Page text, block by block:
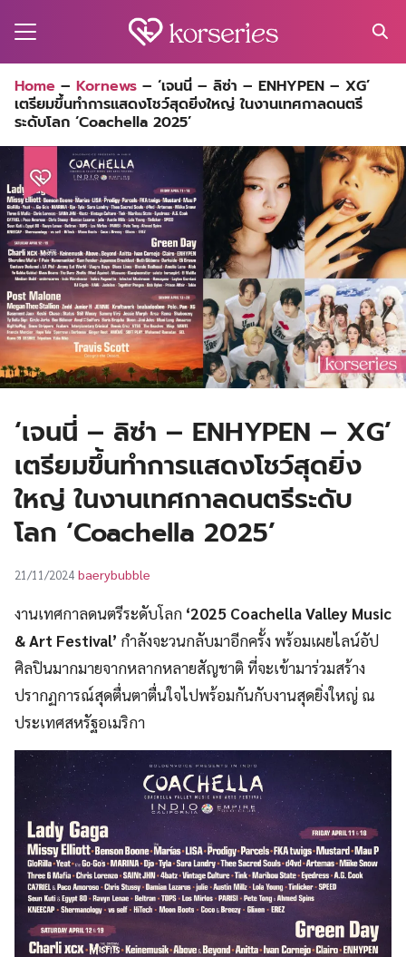
for:
Home – Kornews – ‘เจนนี่ – ลิซ่า – ENHYPEN – XG’
เตรียมขึ้นทำการแสดงโชว์สุดยิ่งใหญ่ ในงานเทศกาลดนตรี
ระดับโลก ‘Coachella 2025’
‘เจนนี่ – ลิซ่า – ENHYPEN – XG’
เตรียมขึ้นทำการแสดงโชว์สุดยิ่ง
ใหญ่ ในงานเทศกาลดนตรีระดับ
โลก ‘Coachella 2025’
21/11/2024 baerybubble
งานเทศกาลดนตรีระดับโลก ‘2025 Coachella Valley Music
& Art Festival’ กำลังจะวนกลับมาอีกครั้ง พร้อมเผยไลน์อัป
ศิลปินมากมายจากหลากหลายสัญชาติ ที่จะเข้ามาร่วมสร้าง
ปรากฏการณ์สุดตื่นตาตื่นใจไปพร้อมกันกับงานสุดยิ่งใหญ่ ณ
ประเทศสหรัฐอเมริกา